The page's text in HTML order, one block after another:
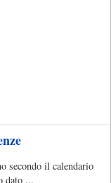
secondo il calendario
dato ...